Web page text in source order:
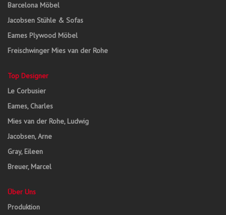
Barcelona Möbel
Jacobsen Stühle & Sofas
Eames Plywood Möbel
Freischwinger Mies van der Rohe
Top Designer
Le Corbusier
Eames, Charles
Mies van der Rohe, Ludwig
Jacobsen, Arne
Gray, Eileen
Breuer, Marcel
Über Uns
Produktion